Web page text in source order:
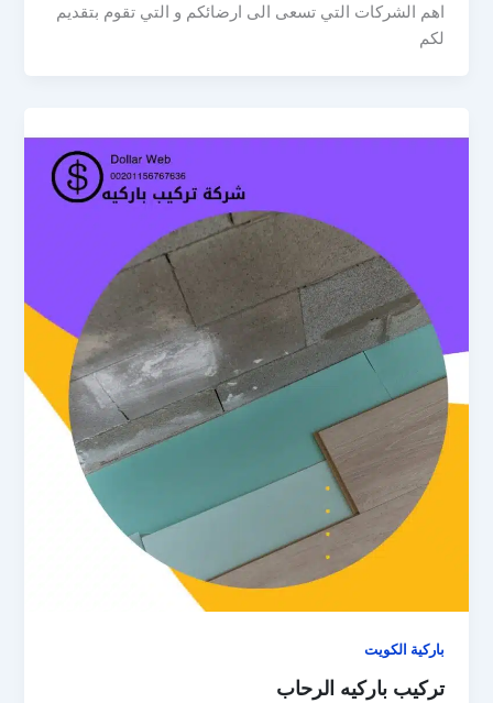
اهم الشركات التي تسعى الى ارضائكم و التي تقوم بتقديم
لكم
باركية الكويت
تركيب باركيه الرحاب